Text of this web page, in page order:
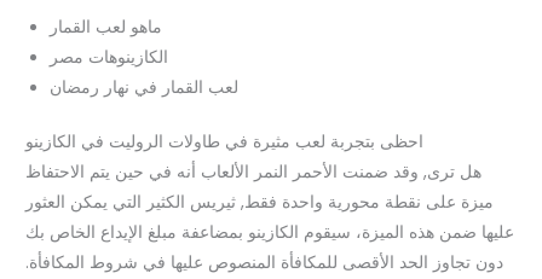
ماهو لعب القمار
الكازينوهات مصر
لعب القمار في نهار رمضان
احظى بتجربة لعب مثيرة في طاولات الروليت في الكازينو
هل ترى, وقد ضمنت الأحمر النمر الألعاب أنه في حين يتم الاحتفاظ
ميزة على نقطة محورية واحدة فقط, ثيريس الكثير التي يمكن العثور
عليها ضمن هذه الميزة، سيقوم الكازينو بمضاعفة مبلغ الإيداع الخاص بك
دون تجاوز الحد الأقصى للمكافأة المنصوص عليها في شروط المكافأة.